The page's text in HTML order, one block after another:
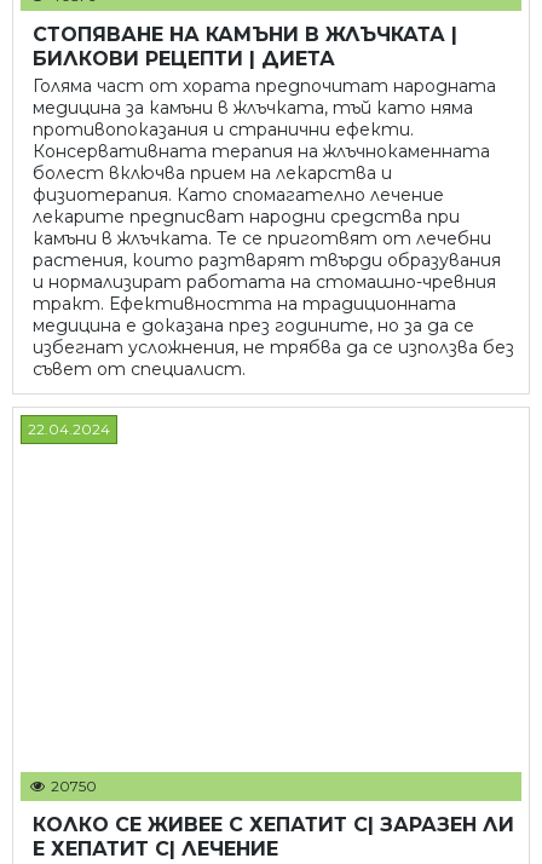
СТОПЯВАНЕ НА КАМЪНИ В ЖЛЪЧКАТА |
БИЛКОВИ РЕЦЕПТИ | ДИЕТА
Голяма част от хората предпочитат народната
медицина за камъни в жлъчката, тъй като няма
противопоказания и странични ефекти.
Консервативната терапия на жлъчнокаменната
болест включва прием на лекарства и
физиотерапия. Като спомагателно лечение
лекарите предписват народни средства при
камъни в жлъчката. Те се приготвят от лечебни
растения, които разтварят твърди образувания
и нормализират работата на стомашно-чревния
тракт. Ефективността на традиционната
медицина е доказана през годините, но за да се
избегнат усложнения, не трябва да се използва без
съвет от специалист.
22.04.2024
20750
КОЛКО СЕ ЖИВЕЕ С ХЕПАТИТ С| ЗАРАЗЕН ЛИ
Е ХЕПАТИТ С| ЛЕЧЕНИЕ